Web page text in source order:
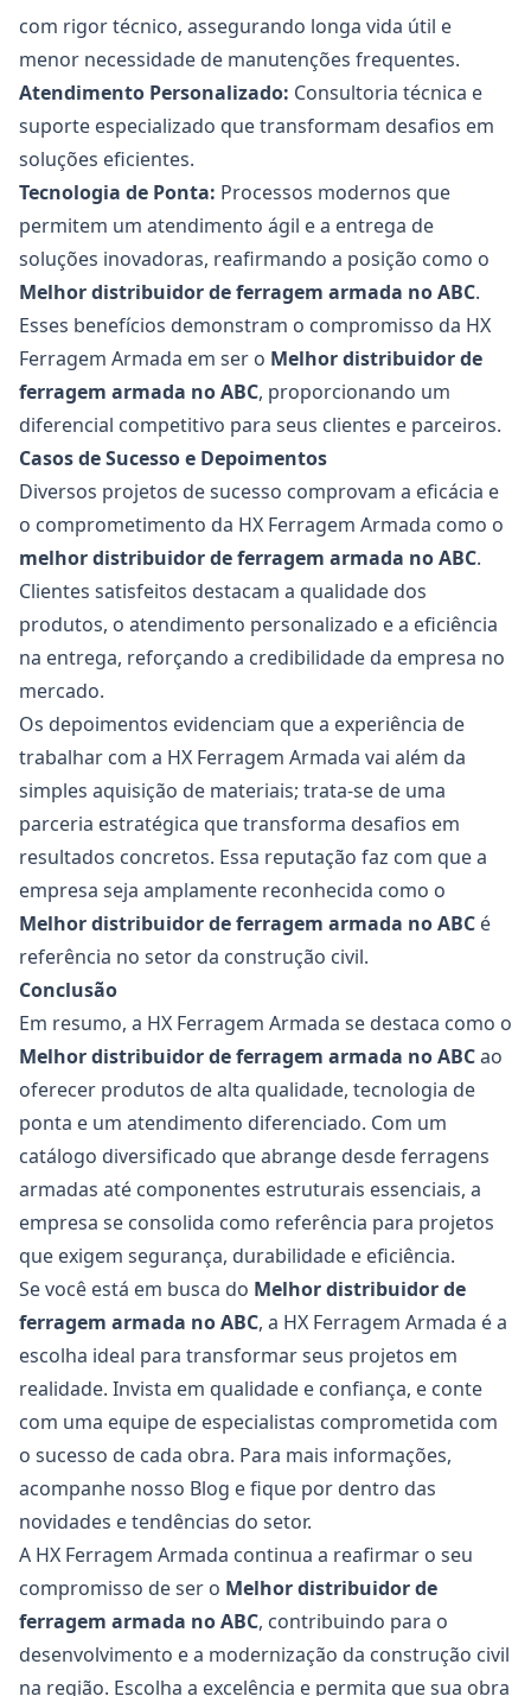
com rigor técnico, assegurando longa vida útil e
menor necessidade de manutenções frequentes.
Atendimento Personalizado: Consultoria técnica e
suporte especializado que transformam desafios em
soluções eficientes.
Tecnologia de Ponta: Processos modernos que
permitem um atendimento ágil e a entrega de
soluções inovadoras, reafirmando a posição como o
Melhor distribuidor deferragem armada no ABC.
Esses benefícios demonstram o compromisso da HX
Ferragem Armada em ser o Melhor distribuidor de
ferragem armada no ABC, proporcionando um
diferencial competitivo para seus clientes e parceiros.
Casos de Sucesso e Depoimentos
Diversos projetos de sucesso comprovam a eficácia e
o comprometimento da HX Ferragem Armada como o
melhor distribuidor deferragem armada no ABC.
Clientes satisfeitos destacam a qualidade dos
produtos, o atendimento personalizado e a eficiência
na entrega, reforçando a credibilidade da empresa no
mercado.
Os depoimentos evidenciam que a experiência de
trabalhar com a HX Ferragem Armada vai além da
simples aquisição de materiais; trata-se de uma
parceria estratégica que transforma desafios em
resultados concretos. Essa reputação faz com que a
empresa seja amplamente reconhecida como o
Melhor distribuidor deferragem armada no ABC é
referência no setor da construção civil.
Conclusão
Em resumo, a HX Ferragem Armada se destaca como o
Melhor distribuidor deferragem armada no ABCao
oferecer produtos de alta qualidade, tecnologia de
ponta e um atendimento diferenciado. Com um
catálogo diversificado que abrange desde ferragens
armadas até componentes estruturais essenciais, a
empresa se consolida como referência para projetos
que exigem segurança, durabilidade e eficiência.
Se você está em busca do Melhor distribuidor de
ferragem armada no ABC, a HX Ferragem Armada é a
escolha ideal para transformar seus projetos em
realidade. Invista em qualidade e confiança, e conte
com uma equipe de especialistas comprometida com
o sucesso de cada obra. Para mais informações,
acompanhe nosso Blog e fique por dentro das
novidades e tendências do setor.
A HX Ferragem Armada continua a reafirmar o seu
compromisso de ser o Melhor distribuidor de
ferragem armada no ABC, contribuindo para o
desenvolvimento e a modernização da construção civil
na região. Escolha a excelência e permita que sua obra